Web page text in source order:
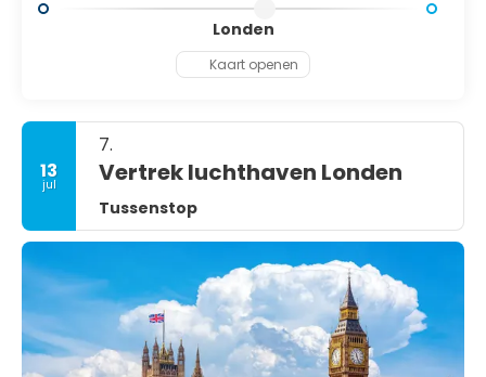
Londen
Kaart openen
13
jul
7.
Vertrek luchthaven Londen
Tussenstop